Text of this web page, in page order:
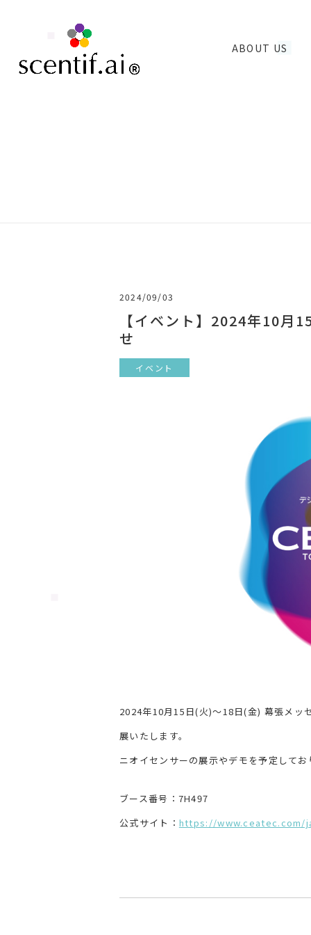
ABOUT US
2024/09/03
【イベント】2024年10月
せ
イベント
2024年10月15日(火)～18日(金) 幕張メッ
展いたします。
ニオイセンサーの展示やデモを予定して
ブース番号：7H497
公式サイト： https://www.ceatec.com/